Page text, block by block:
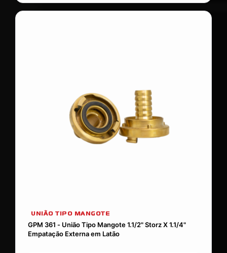
UNIÃO TIPO MANGOTE
GPM 361 - União Tipo Mangote 1.1/2" Storz X 1.1/4"
Empatação Externa em Latão